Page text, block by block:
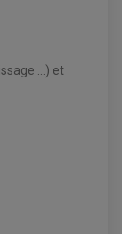
...) et